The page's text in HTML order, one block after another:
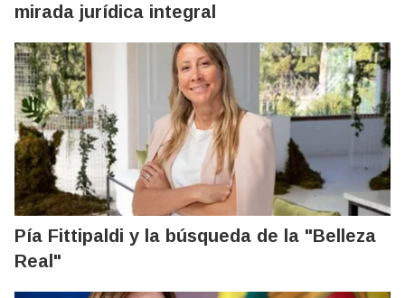
mirada jurídica integral
Pía Fittipaldi y la búsqueda de la "Belleza
Real"